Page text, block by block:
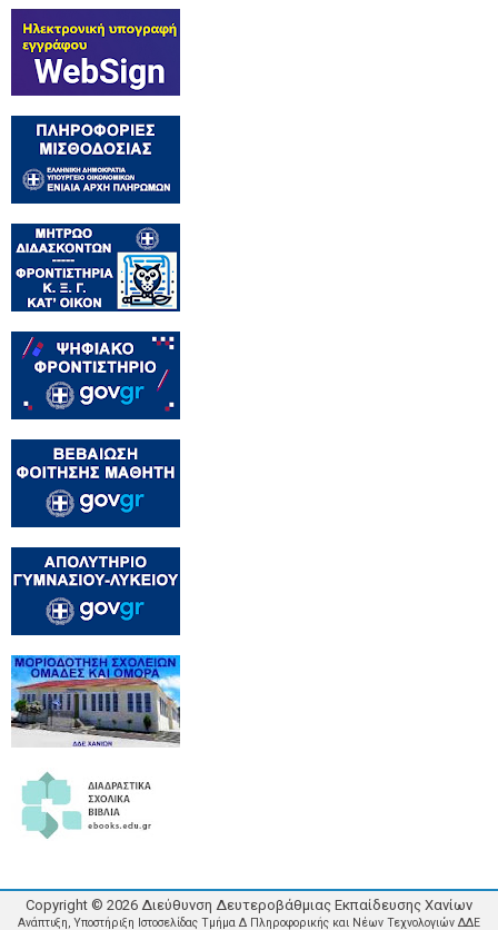
Copyright © 2026 Διεύθυνση Δευτεροβάθμιας Εκπαίδευσης Χανίων
Ανάπτυξη, Υποστήριξη Ιστοσελίδας Τμήμα Δ Πληροφορικής και Νέων Τεχνολογιών ΔΔΕ